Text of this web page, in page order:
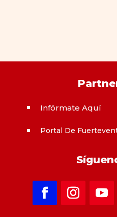
^ Infórmate Aquí
^ Portal De